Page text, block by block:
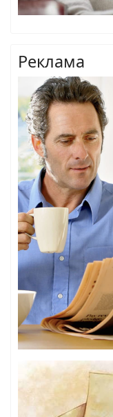
Реклама